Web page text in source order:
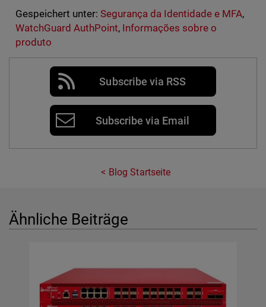
Gespeichert unter: Segurança da Identidade e MFA,
WatchGuard AuthPoint, Informações sobre o
produto
Subscribe via RSS
Subscribe via Email
Blog Startseite
Ähnliche Beiträge